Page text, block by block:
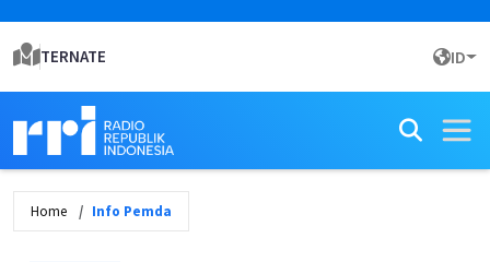
TERNATE ID
Home Info Pemda